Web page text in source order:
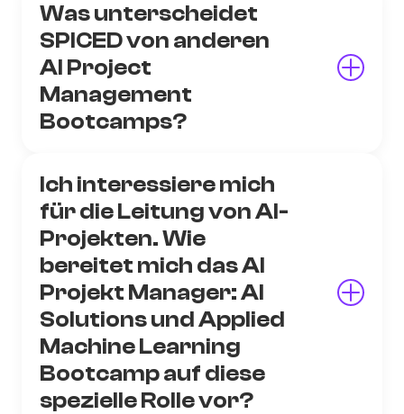
Was unterscheidet
SPICED von anderen
AI Project
Management
Bootcamps?
Ich interessiere mich
für die Leitung von AI-
Projekten. Wie
bereitet mich das AI
Projekt Manager: AI
Solutions und Applied
Machine Learning
Bootcamp auf diese
spezielle Rolle vor?